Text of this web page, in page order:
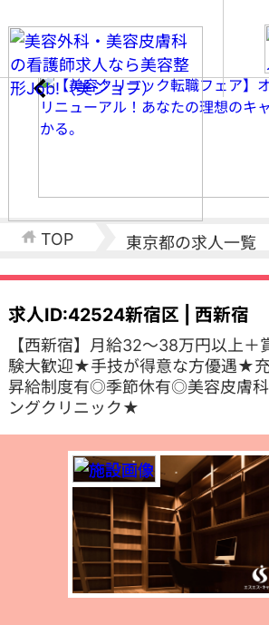
TOP 東京都の求人一覧
求人ID:42524新宿区 | 西新宿
【西新宿】月給32～38万円以上
験大歓迎★手技が得意な方優遇★
昇給制度有◎季節休有◎美容皮膚
ングクリニック★